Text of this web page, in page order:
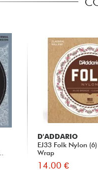
D'ADDARIO
EJ33 Folk Nylon
Wrap
14.00 €